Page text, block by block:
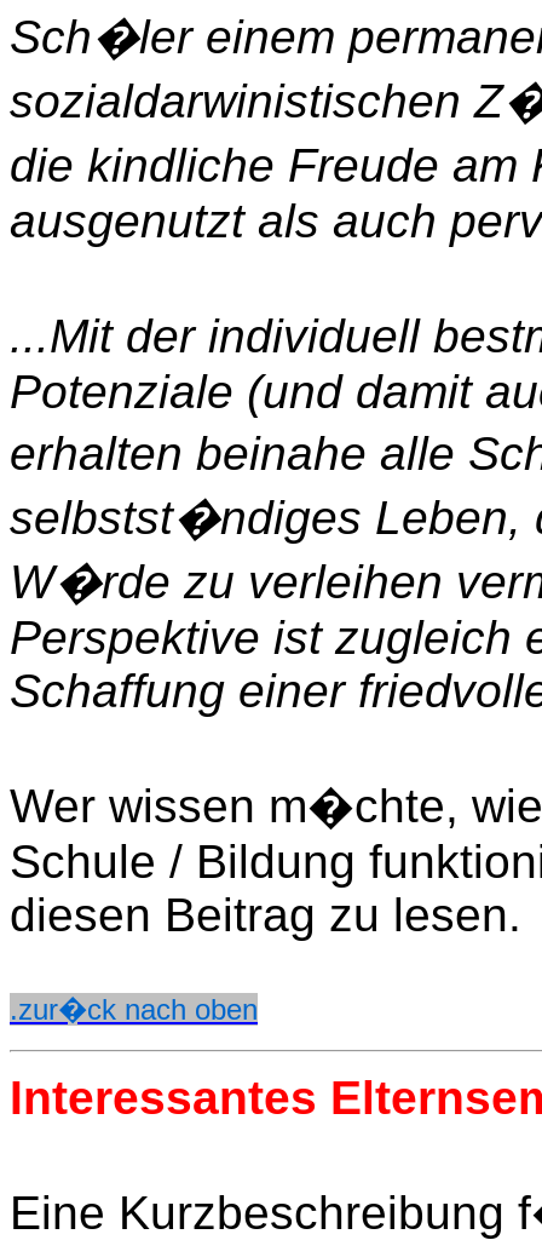
Sch�ler einem
sozialdarwinistischen
die kindliche Freude
ausgenutzt als auch
...Mit der individuell
Potenziale (und damit
erhalten beinahe alle
selbstst�ndiges Leben,
W�rde zu verleihen
Perspektive ist zugleich
Schaffung einer
Wer wissen m�chte,
Schule / Bildung
diesen Beitrag zu lesen.
.zur�ck nach oben
Interessantes
Eine Kurzbeschreibung